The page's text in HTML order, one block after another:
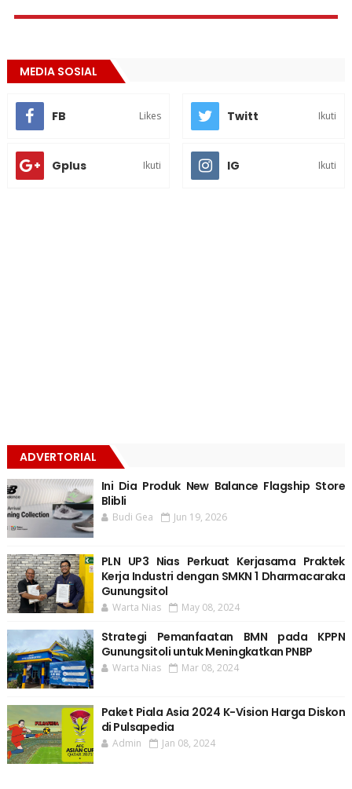
MEDIA SOSIAL
FB Likes Twitt Ikuti
Gplus Ikuti IG Ikuti
ADVERTORIAL
Ini Dia Produk New Balance Flagship Store
Blibli
Budi Gea Jun 19, 2026
PLN UP3 Nias Perkuat Kerjasama Praktek
Kerja Industri dengan SMKN 1 Dharmacaraka
Gunungsitol
Warta Nias May 08, 2024
Strategi Pemanfaatan BMN pada KPPN
Gunungsitoli untuk Meningkatkan PNBP
Warta Nias Mar 08, 2024
Paket Piala Asia 2024 K-Vision Harga Diskon
di Pulsapedia
Admin Jan 08, 2024